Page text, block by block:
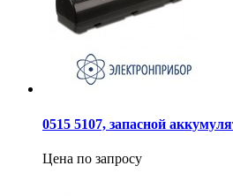
0515 5107, запасной
Цена по запросу